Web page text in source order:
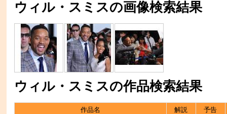
ウィル・スミスの画像検索結果
ウィル・スミスの作品検索結果
作品名 解説 予告